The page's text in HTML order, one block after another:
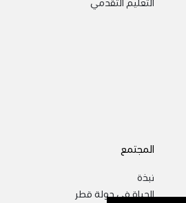
المجتمع
نبذة
الحياة في دولة قطر